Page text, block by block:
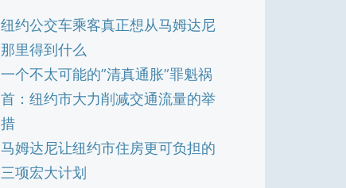
纽约公交车乘客真正想从马姆达尼
那里得到什么
一个不太可能的”清真通胀”罪魁祸
首：纽约市大力削减交通流量的举
措
马姆达尼让纽约市住房更可负担的
三项宏大计划